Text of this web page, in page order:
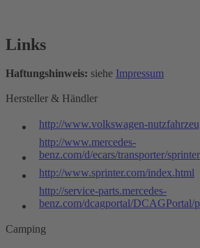
Links
Haftungshinweis: siehe Impressum
Hersteller & Händler
http://www.volkswagen-
http://www.mercedes-
benz.com/d/ecars/transporter/
http://www.sprinter.com/index.html
http://service-parts.mercedes-
benz.com/dcagportal/DCAGPortal/
Camping